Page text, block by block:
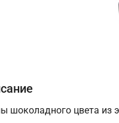
шоколадного цвета из